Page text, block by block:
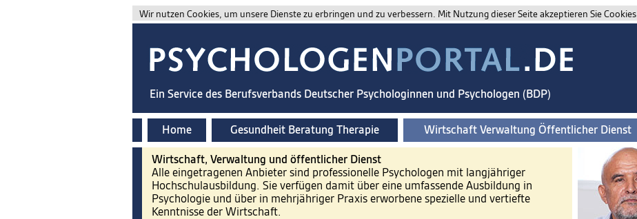
Wir nutzen Cookies, um unsere Dienste zu erbringen und zu verbessern. Mit Nutzung dieser Seite akzeptieren Sie Cookies.
Ein Service des Berufsverbands Deutscher Psychologinnen und Psychologen (BDP)
Home Gesundheit Beratung Therapie Wirtschaft Verwaltung Öffentlicher Dienst
Wirtschaft, Verwaltung und öffentlicher Dienst
Alle eingetragenen Anbieter sind professionelle Psychologen mit langjähriger
Hochschulausbildung. Sie verfügen damit über eine umfassende Ausbildung in
Psychologie und über in mehrjähriger Praxis erworbene spezielle und vertiefte
Kenntnisse der Wirtschaft.